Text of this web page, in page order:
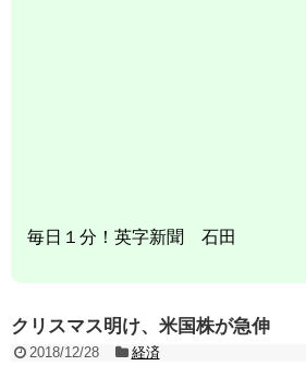
毎日１分！英字新聞 石田
クリスマス明け、米国株が急伸
2018/12/28
経済